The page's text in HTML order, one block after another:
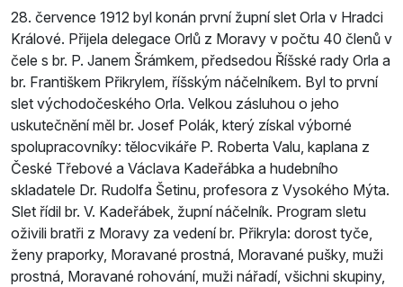
28. července 1912 byl konán první župní slet Orla v Hradci
Králové. Přijela delegace Orlů z Moravy v počtu 40 členů v
čele s br. P. Janem Šrámkem, předsedou Říšské rady Orla a
br. Františkem Přikrylem, říšským náčelníkem. Byl to první
slet východočeského Orla. Velkou zásluhou o jeho
uskutečnění měl br. Josef Polák, který získal výborné
spolupracovníky: tělocvikáře P. Roberta Valu, kaplana z
České Třebové a Václava Kadeřábka a hudebního
skladatele Dr. Rudolfa Šetinu, profesora z Vysokého Mýta.
Slet řídil br. V. Kadeřábek, župní náčelník. Program sletu
oživili bratři z Moravy za vedení br. Přikryla: dorost tyče,
ženy praporky, Moravané prostná, Moravané pušky, muži
prostná, Moravané rohování, muži nářadí, všichni skupiny,